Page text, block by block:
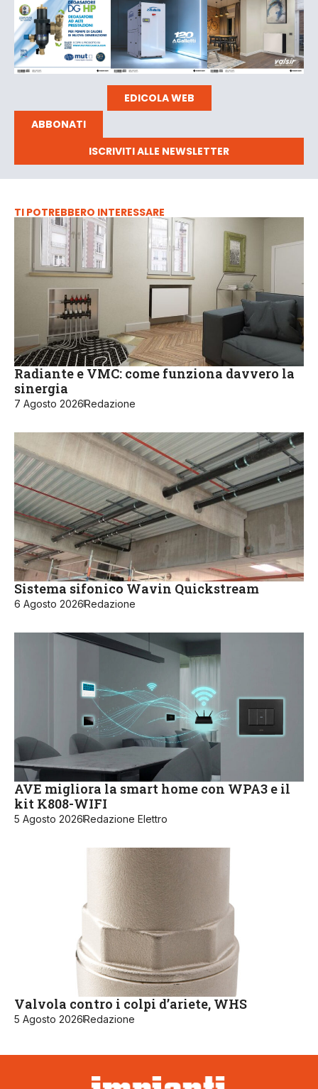
EDICOLA WEB
ABBONATI
ISCRIVITI ALLE NEWSLETTER
TI POTREBBERO INTERESSARE
Radiante e VMC: come funziona davvero la
sinergia
7 Agosto 2026Redazione
Sistema sifonico Wavin Quickstream
6 Agosto 2026Redazione
AVE migliora la smart home con WPA3 e il
kit K808-WIFI
5 Agosto 2026Redazione Elettro
Valvola contro i colpi d’ariete, WHS
5 Agosto 2026Redazione